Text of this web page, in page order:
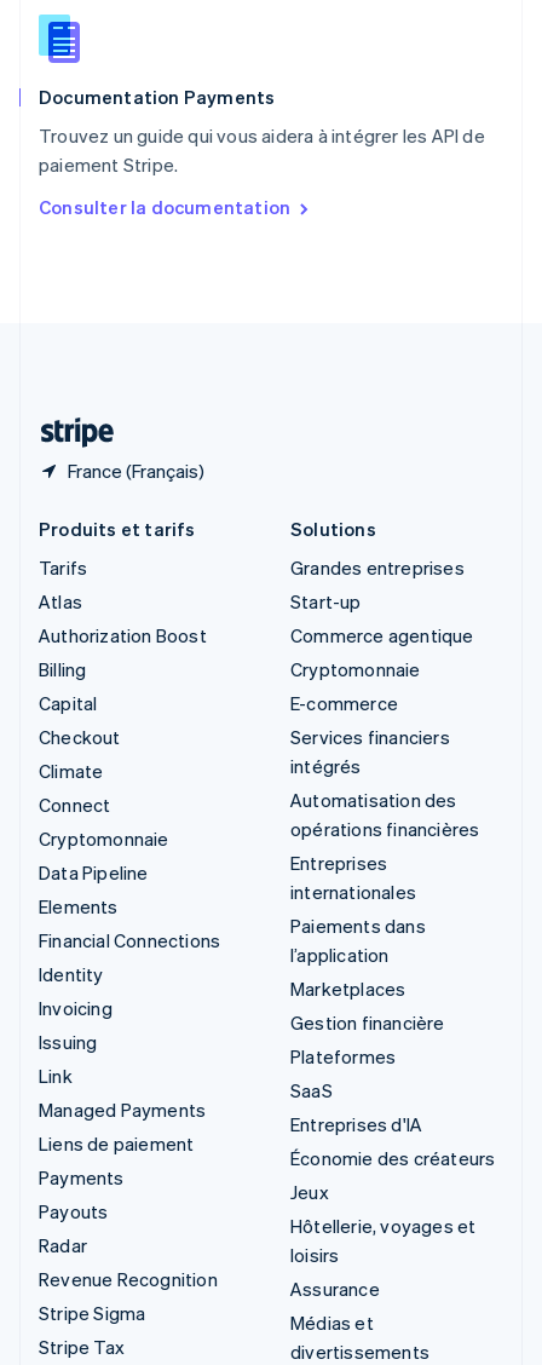
Documentation Payments
Trouvez un guide qui vous aidera à intégrer les API de
paiement Stripe.
Consulter la documentation
France (Français)
English
Roumanie
Royaume-Uni
Singapour
English 简体中文
English
Produits et tarifs
Tarifs
Atlas
Authorization Boost
Billing
Capital
Checkout
Climate
Connect
Cryptomonnaie
Data Pipeline
Elements
Financial Connections
Identity
Invoicing
Issuing
Link
Managed Payments
Liens de paiement
Payments
Payouts
Radar
Revenue Recognition
Stripe Sigma
Stripe Tax
Solutions
Grandes entreprises
Start-up
Commerce agentique
Cryptomonnaie
E-commerce
Services financiers
intégrés
Automatisation des
opérations financières
Entreprises
internationales
Paiements dans
l’application
Marketplaces
Gestion financière
Plateformes
SaaS
Entreprises d'IA
Économie des créateurs
Jeux
Hôtellerie, voyages et
loisirs
Assurance
Médias et
divertissements